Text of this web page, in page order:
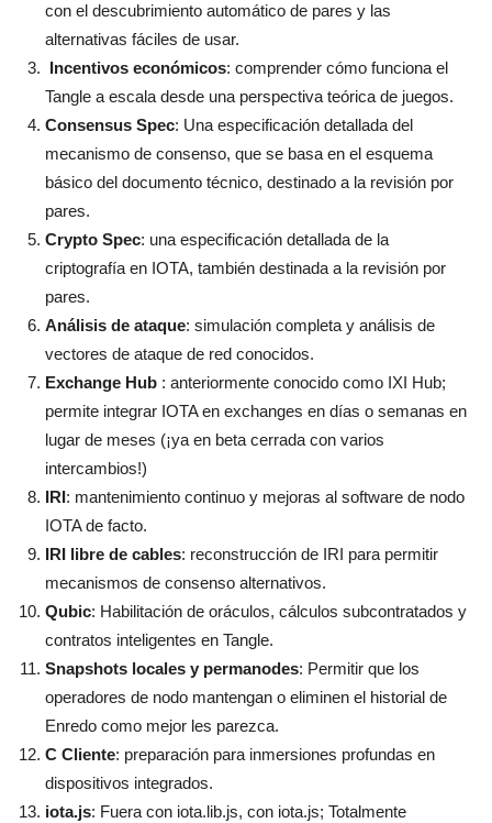
con el descubrimiento automático de pares y las
alternativas fáciles de usar.
Incentivos económicos: comprender cómo funciona el
Tangle a escala desde una perspectiva teórica de juegos.
Consensus Spec: Una especificación detallada del
mecanismo de consenso, que se basa en el esquema
básico del documento técnico, destinado a la revisión por
pares.
Crypto Spec: una especificación detallada de la
criptografía en IOTA, también destinada a la revisión por
pares.
Análisis de ataque: simulación completa y análisis de
vectores de ataque de red conocidos.
Exchange Hub : anteriormente conocido como IXI Hub;
permite integrar IOTA en exchanges en días o semanas en
lugar de meses (¡ya en beta cerrada con varios
intercambios!)
IRI: mantenimiento continuo y mejoras al software de nodo
IOTA de facto.
IRI libre de cables: reconstrucción de IRI para permitir
mecanismos de consenso alternativos.
Qubic: Habilitación de oráculos, cálculos subcontratados y
contratos inteligentes en Tangle.
Snapshots locales y permanodes: Permitir que los
operadores de nodo mantengan o eliminen el historial de
Enredo como mejor les parezca.
C Cliente: preparación para inmersiones profundas en
dispositivos integrados.
iota.js: Fuera con iota.lib.js, con iota.js; Totalmente